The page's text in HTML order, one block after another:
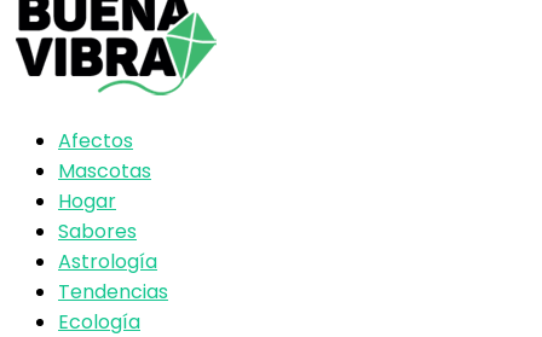
Afectos
Mascotas
Hogar
Sabores
Astrología
Tendencias
Ecología